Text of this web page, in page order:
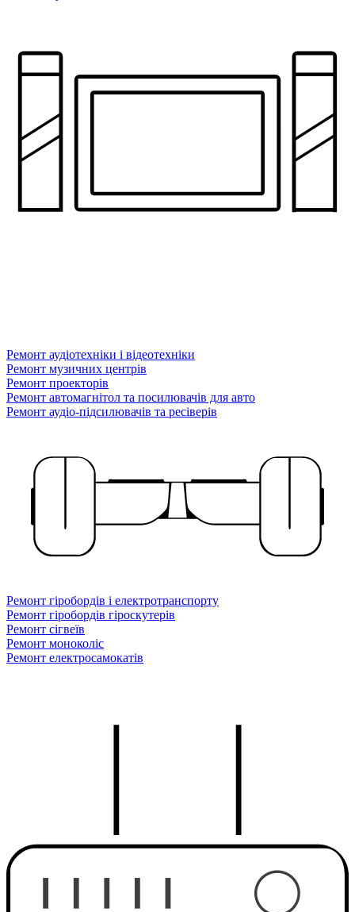
Ремонт аудіотехніки і відеотехніки
Ремонт музичних центрів
Ремонт проекторів
Ремонт автомагнітол та посилювачів для авто
Ремонт аудіо-підсилювачів та ресіверів
Ремонт гіробордів і електротранспорту
Ремонт гіробордів гіроскутерів
Ремонт сігвеїв
Ремонт моноколіс
Ремонт електросамокатів